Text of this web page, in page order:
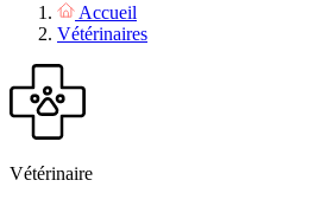
Accueil
Vétérinaires
Vétérinaire